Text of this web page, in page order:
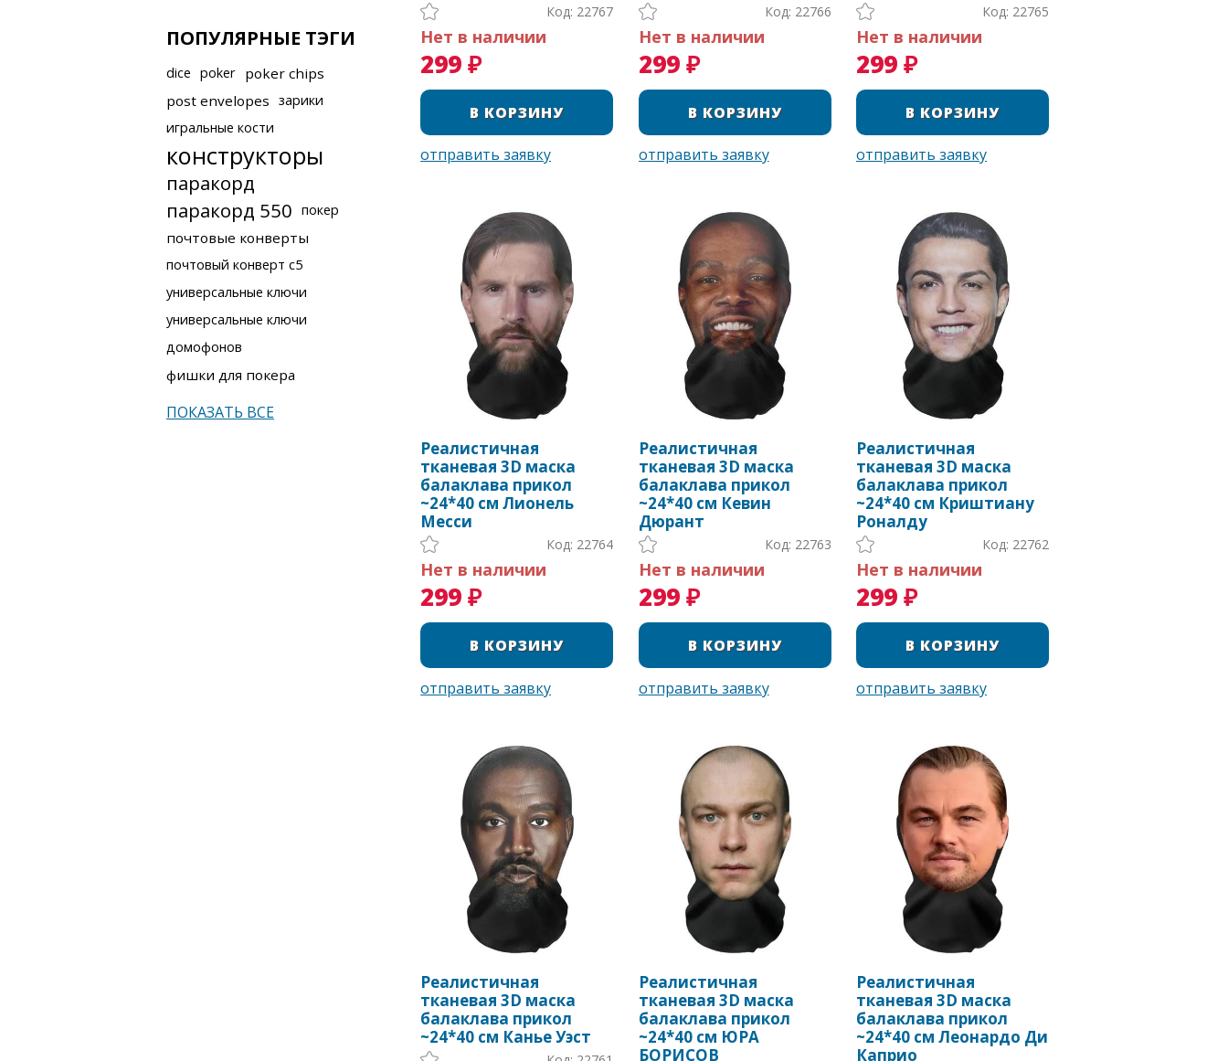
ПОПУЛЯРНЫЕ ТЭГИ
dice poker poker chips
post envelopes зарики
игральные кости
конструкторы
паракорд
паракорд 550 покер
почтовые конверты
почтовый конверт с5
универсальные ключи
универсальные ключи
домофонов
фишки для покера
ПОКАЗАТЬ ВСЕ
Код: 22767
Нет в наличии
299 ₽
Код: 22766
Нет в наличии
299 ₽
Код: 22765
Нет в наличии
299 ₽
Реалистичная
тканевая 3D маска
балаклава прикол
~24*40 см Лионель
Месси
Код: 22764
Нет в наличии
299 ₽
Реалистичная
тканевая 3D маска
балаклава прикол
~24*40 см Кевин
Дюрант
Код: 22763
Нет в наличии
299 ₽
Реалистичная
тканевая 3D маска
балаклава прикол
~24*40 см Криштиану
Роналду
Код: 22762
Нет в наличии
299 ₽
Реалистичная
тканевая 3D маска
балаклава прикол
~24*40 см Канье Уэст
Реалистичная
тканевая 3D маска
балаклава прикол
~24*40 см ЮРА
БОРИСОВ
Реалистичная
тканевая 3D маска
балаклава прикол
~24*40 см Леонардо Ди
Каприо